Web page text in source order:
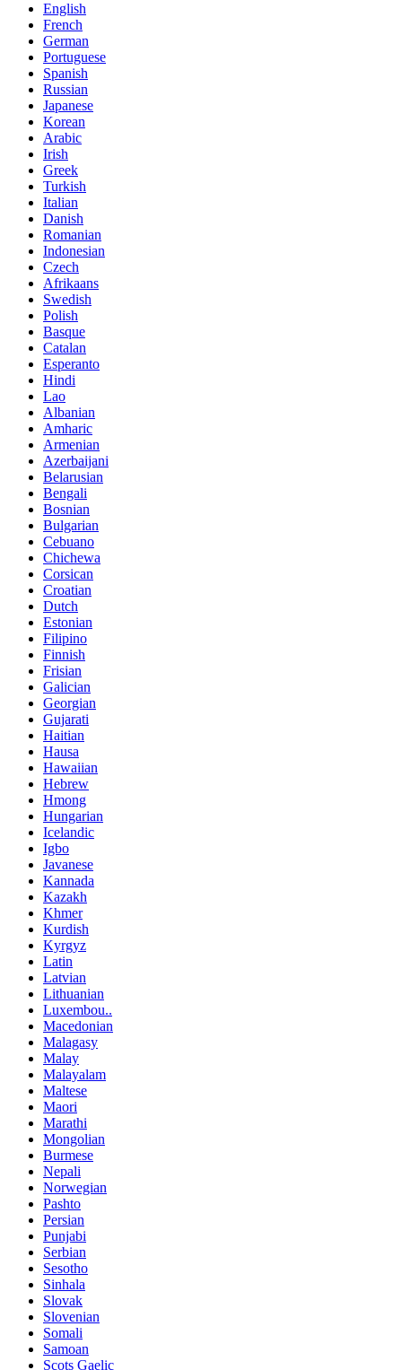
English
French
German
Portuguese
Spanish
Russian
Japanese
Korean
Arabic
Irish
Greek
Turkish
Italian
Danish
Romanian
Indonesian
Czech
Afrikaans
Swedish
Polish
Basque
Catalan
Esperanto
Hindi
Lao
Albanian
Amharic
Armenian
Azerbaijani
Belarusian
Bengali
Bosnian
Bulgarian
Cebuano
Chichewa
Corsican
Croatian
Dutch
Estonian
Filipino
Finnish
Frisian
Galician
Georgian
Gujarati
Haitian
Hausa
Hawaiian
Hebrew
Hmong
Hungarian
Icelandic
Igbo
Javanese
Kannada
Kazakh
Khmer
Kurdish
Kyrgyz
Latin
Latvian
Lithuanian
Luxembou..
Macedonian
Malagasy
Malay
Malayalam
Maltese
Maori
Marathi
Mongolian
Burmese
Nepali
Norwegian
Pashto
Persian
Punjabi
Serbian
Sesotho
Sinhala
Slovak
Slovenian
Somali
Samoan
Scots Gaelic